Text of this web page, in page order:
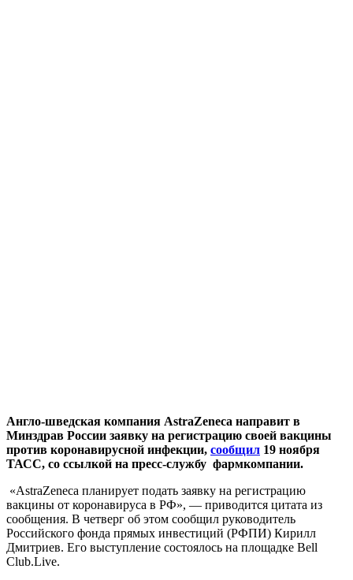
Англо-шведская компания AstraZeneca направит в
Минздрав России заявку на регистрацию своей вакцины
против коронавирусной инфекции, сообщил 19 ноября
ТАСС, со ссылкой на пресс-службу фармкомпании.
«AstraZeneca планирует подать заявку на регистрацию
вакцины от коронавируса в РФ», — приводится цитата из
сообщения. В четверг об этом сообщил руководитель
Российского фонда прямых инвестиций (РФПИ) Кирилл
Дмитриев. Его выступление состоялось на площадке Bell
Club.Live.